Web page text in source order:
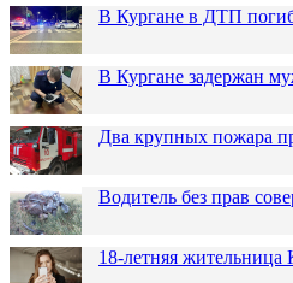
В Кургане в ДТП
В Кургане задержан
Два крупных пожара
Водитель без прав
18-летняя